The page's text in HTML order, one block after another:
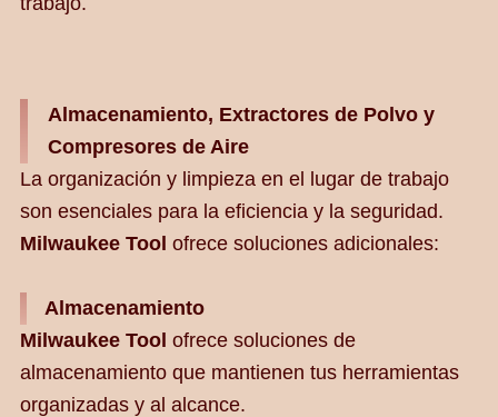
Almacenamiento, Extractores de Polvo y
Compresores de Aire
La organización y limpieza en el lugar de trabajo
son esenciales para la eficiencia y la seguridad.
Milwaukee Tool ofrece soluciones adicionales:
Almacenamiento
Milwaukee Tool ofrece soluciones de
almacenamiento que mantienen tus herramientas
organizadas y al alcance.